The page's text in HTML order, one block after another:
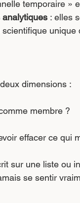
temporaire »
analytiques : elles
unique
dimensions :
membre ?
effacer ce qui
sur une liste ou
se sentir